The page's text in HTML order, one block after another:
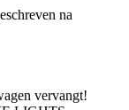
na
vervangt!